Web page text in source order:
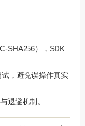
SHA256），SDK
，避免误操作真实
退避机制。